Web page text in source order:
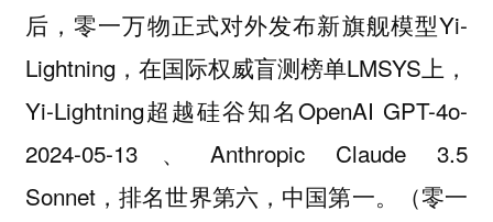
后，零一万物正式对外发布新旗舰模型Yi-
Lightning，在国际权威盲测榜单LMSYS上，
Yi-Lightning超越硅谷知名OpenAI GPT-4o-
2024-05-13、Anthropic Claude 3.5
Sonnet，排名世界第六，中国第一。（零一